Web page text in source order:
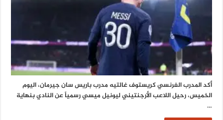
أكد المدرب الفرنسي كريستوف غالتيه مدرب باريس سان جيرمان، اليوم
الخميس، رحيل اللاعب الأرجنتيني ليونيل ميسي رسمياً عن النادي بنهاية
…